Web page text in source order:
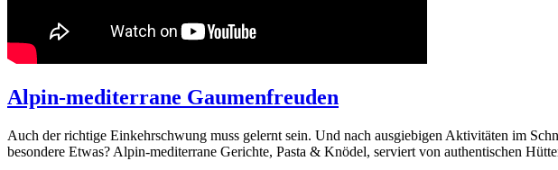
Alpin-mediterrane Gaumenfreuden
Auch der richtige Einkehrschwung muss gelernt sein. Und nach ausgiebigen Aktivitäten im
besondere Etwas? Alpin-mediterrane Gerichte, Pasta & Knödel, serviert von authentischen